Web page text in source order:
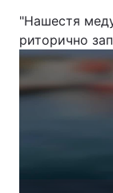
Зброя
Здоров'я
Цікавинки
"Нашестя
риторично